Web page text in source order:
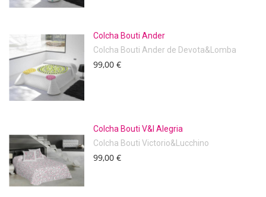
Colcha Bouti Ander
Colcha Bouti Ander de Devota&Lomba
99,00 €
Colcha Bouti V&l Alegria
Colcha Bouti Victorio&Lucchino
99,00 €